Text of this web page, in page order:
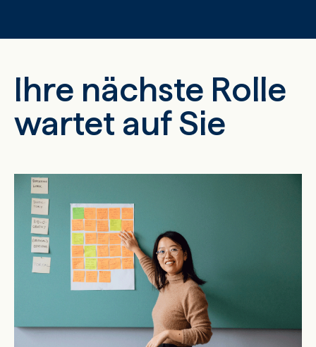
Ihre nächste Rolle
wartet auf Sie